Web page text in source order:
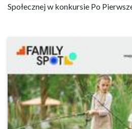
Społecznej w konkursie Po